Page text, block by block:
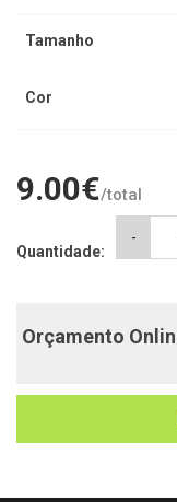
Tamanho
Cor
9.00€/total
Quantidade:
-
Orçamento